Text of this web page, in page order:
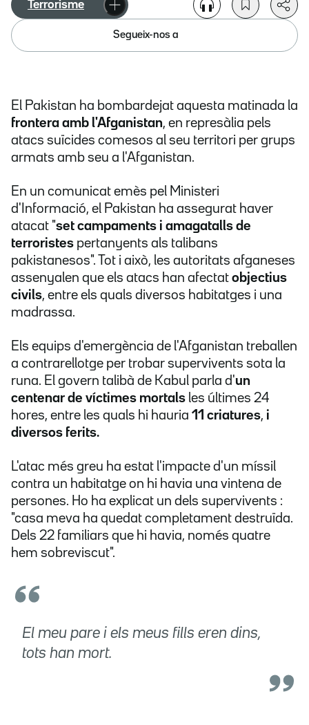
Terrorisme
Segueix-nos a
El Pakistan ha bombardejat aquesta matinada la
frontera amb l'Afganistan, en represàlia pels
atacs suïcides comesos al seu territori per grups
armats amb seu a l'Afganistan.
En un comunicat emès pel Ministeri
d'Informació, el Pakistan ha assegurat haver
atacat "set campaments i amagatalls de
terroristes pertanyents als talibans
pakistanesos". Tot i això, les autoritats afganeses
assenyalen que els atacs han afectat objectius
civils, entre els quals diversos habitatges i una
madrassa.
Els equips d'emergència de l'Afganistan treballen
a contrarellotge per trobar supervivents sota la
runa. El govern talibà de Kabul parla d'un
centenar de víctimes mortals les últimes 24
hores, entre les quals hi hauria 11 criatures, i
diversos ferits.
L'atac més greu ha estat l'impacte d'un míssil
contra un habitatge on hi havia una vintena de
persones. Ho ha explicat un dels supervivents :
"casa meva ha quedat completament destruïda.
Dels 22 familiars que hi havia, només quatre
hem sobreviscut".
El meu pare i els meus fills eren dins,
tots han mort.